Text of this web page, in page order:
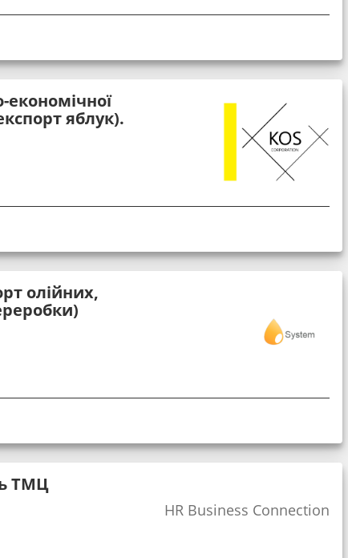
економічної
яблук).
олійних,
ТМЦ
HR Business Connection